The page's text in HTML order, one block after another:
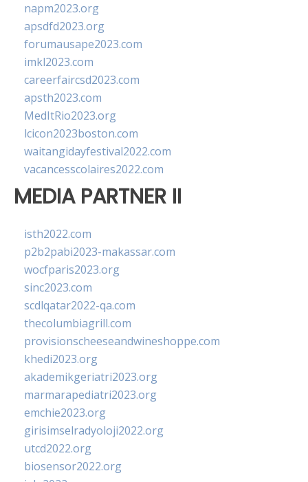
napm2023.org
apsdfd2023.org
forumausape2023.com
imkl2023.com
careerfaircsd2023.com
apsth2023.com
MedItRio2023.org
lcicon2023boston.com
waitangidayfestival2022.com
vacancesscolaires2022.com
MEDIA PARTNER II
isth2022.com
p2b2pabi2023-makassar.com
wocfparis2023.org
sinc2023.com
scdlqatar2022-qa.com
thecolumbiagrill.com
provisionscheeseandwineshoppe.com
khedi2023.org
akademikgeriatri2023.org
marmarapediatri2023.org
emchie2023.org
girisimselradyoloji2022.org
utcd2022.org
biosensor2022.org